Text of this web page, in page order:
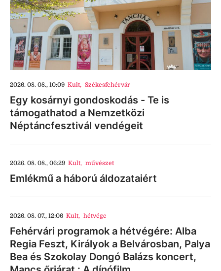
2026. 08. 08., 10:09 Kult, Székesfehérvár
Egy kosárnyi gondoskodás - Te is
támogathatod a Nemzetközi
Néptáncfesztivál vendégeit
2026. 08. 08., 06:29 Kult, művészet
Emlékmű a háború áldozataiért
2026. 08. 07., 12:06 Kult, hétvége
Fehérvári programok a hétvégére: Alba
Regia Feszt, Királyok a Belvárosban, Palya
Bea és Szokolay Dongó Balázs koncert,